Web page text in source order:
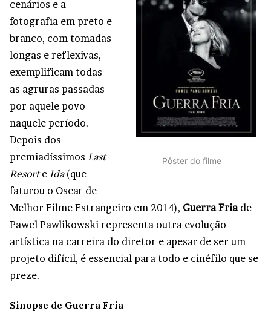
Pôster do filme
cenários e a
fotografia em preto e
branco, com tomadas
longas e reflexivas,
exemplificam todas
as agruras passadas
por aquele povo
naquele período.
Depois dos
premiadíssimos Last
Resorte Ida (que
faturou o Oscar de
Melhor Filme Estrangeiro em 2014), Guerra Friade
Pawel Pawlikowski representa outra evolução
artística na carreira do diretor e apesar de ser um
projeto difícil, é essencial para todo e cinéfilo que se
preze.
Sinopse de Guerra Fria